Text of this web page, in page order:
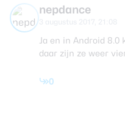
nepdance
Ja en in Android
daar zijn ze weer
0